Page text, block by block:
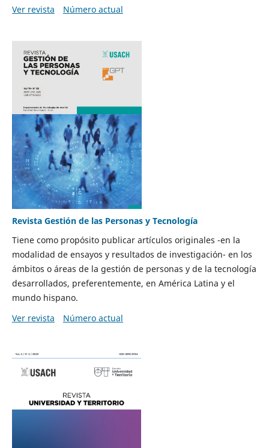
Ver revista
Número actual
Revista Gestión de las Personas y Tecnología
Tiene como propósito publicar artículos originales -en la
modalidad de ensayos y resultados de investigación- en los
ámbitos o áreas de la gestión de personas y de la tecnología
desarrollados, preferentemente, en América Latina y el
mundo hispano.
Ver revista
Número actual